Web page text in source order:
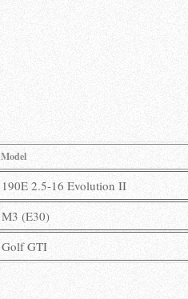
Model
190E 2.5-16 ‌Evolution ⁢II
M3 (E30)
Golf GTI